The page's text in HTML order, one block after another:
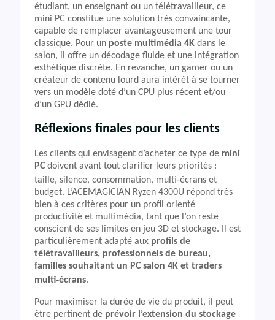
étudiant, un enseignant ou un télétravailleur, ce
mini PC constitue une solution très convaincante,
capable de remplacer avantageusement une tour
classique. Pour un poste multimédia 4K dans le
salon, il offre un décodage fluide et une intégration
esthétique discrète. En revanche, un gamer ou un
créateur de contenu lourd aura intérêt à se tourner
vers un modèle doté d’un CPU plus récent et/ou
d’un GPU dédié.
Réflexions finales pour les clients
Les clients qui envisagent d’acheter ce type de mini
PC doivent avant tout clarifier leurs priorités :
taille, silence, consommation, multi‑écrans et
budget. L’ACEMAGICIAN Ryzen 4300U répond très
bien à ces critères pour un profil orienté
productivité et multimédia, tant que l’on reste
conscient de ses limites en jeu 3D et stockage. Il est
particulièrement adapté aux profils de
télétravailleurs, professionnels de bureau,
familles souhaitant un PC salon 4K et traders
multi‑écrans.
Pour maximiser la durée de vie du produit, il peut
être pertinent de prévoir l’extension du stockage